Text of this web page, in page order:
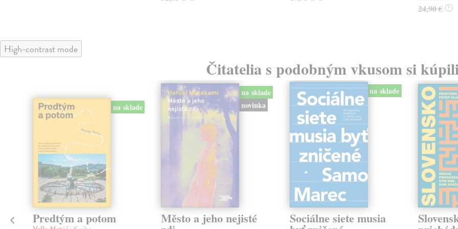
24,90 € ?
High-contrast mode
Čitatelia s podobným vkusom si
na sklade
Predtým a potom
na sklade
novinka
Město a jeho nejisté
na sklade
Sociálne siete musia